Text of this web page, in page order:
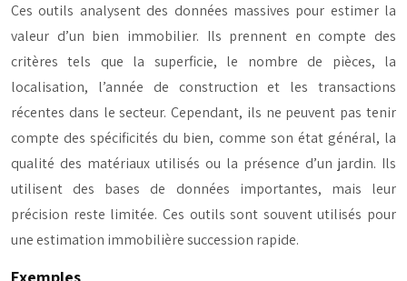
Ces outils analysent des données massives pour estimer la
valeur d’un bien immobilier. Ils prennent en compte des
critères tels que la superficie, le nombre de pièces, la
localisation, l’année de construction et les transactions
récentes dans le secteur. Cependant, ils ne peuvent pas tenir
compte des spécificités du bien, comme son état général, la
qualité des matériaux utilisés ou la présence d’un jardin. Ils
utilisent des bases de données importantes, mais leur
précision reste limitée. Ces outils sont souvent utilisés pour
une estimation immobilière succession rapide.